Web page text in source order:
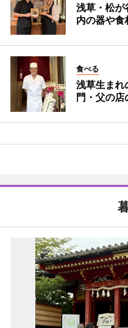
浅草・松
内の器や食
食べる
浅草生まれ
門・父の店